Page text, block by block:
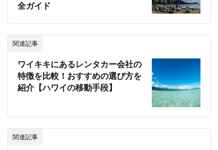
全ガイド
関連記事
ワイキキにあるレンタカー会社の
特徴を比較！おすすめの選び方を
紹介【ハワイの移動手段】
関連記事